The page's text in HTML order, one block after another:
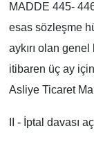
MADDE 445-
esas sözleşme
aykırı olan
itibaren üç ay
Asliye Ticaret
II - İptal davası